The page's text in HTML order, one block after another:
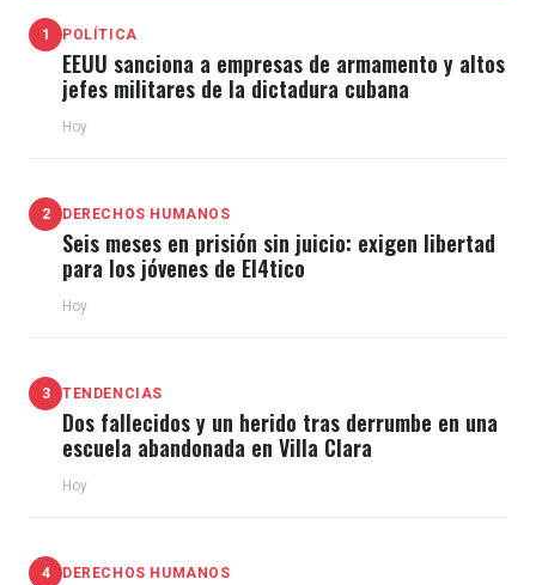
1 POLÍTICA
EEUU sanciona a empresas de armamento y altos
jefes militares de la dictadura cubana
Hoy
2 DERECHOS HUMANOS
Seis meses en prisión sin juicio: exigen libertad
para los jóvenes de El4tico
Hoy
3 TENDENCIAS
Dos fallecidos y un herido tras derrumbe en una
escuela abandonada en Villa Clara
Hoy
4 DERECHOS HUMANOS